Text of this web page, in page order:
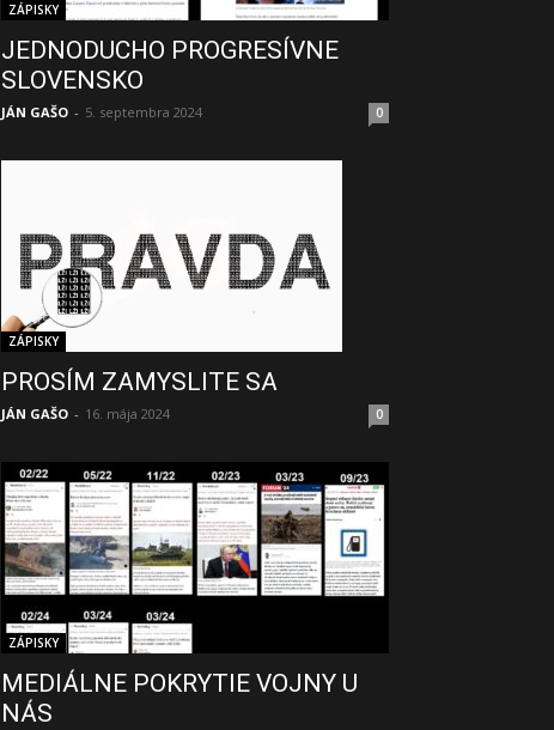
ZÁPISKY
JEDNODUCHO PROGRESÍVNE
SLOVENSKO
JÁN GAŠO - 5. septembra 2024 0
ZÁPISKY
PROSÍM ZAMYSLITE SA
JÁN GAŠO - 16. mája 2024 0
ZÁPISKY
MEDIÁLNE POKRYTIE VOJNY U
NÁS